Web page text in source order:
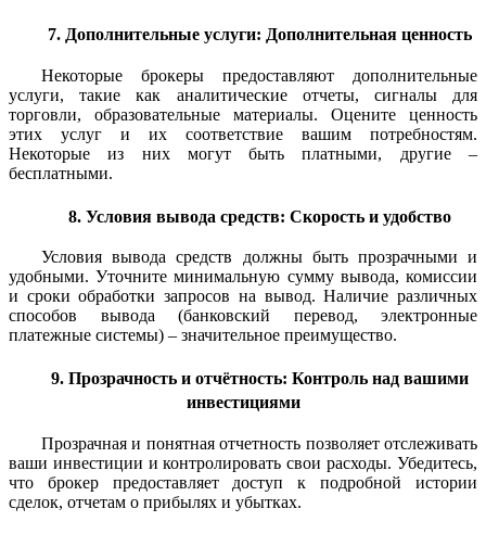
7. Дополнительные услуги: Дополнительная ценность
Некоторые брокеры предоставляют дополнительные
услуги, такие как аналитические отчеты, сигналы для
торговли, образовательные материалы. Оцените ценность
этих услуг и их соответствие вашим потребностям.
Некоторые из них могут быть платными, другие –
бесплатными.
8. Условия вывода средств: Скорость и удобство
Условия вывода средств должны быть прозрачными и
удобными. Уточните минимальную сумму вывода, комиссии
и сроки обработки запросов на вывод. Наличие различных
способов вывода (банковский перевод, электронные
платежные системы) – значительное преимущество.
9. Прозрачность и отчётность: Контроль над вашими
инвестициями
Прозрачная и понятная отчетность позволяет отслеживать
ваши инвестиции и контролировать свои расходы. Убедитесь,
что брокер предоставляет доступ к подробной истории
сделок, отчетам о прибылях и убытках.